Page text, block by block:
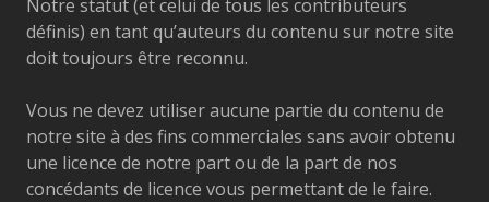
Notre statut (et celui de tous les contributeurs
définis) en tant qu’auteurs du contenu sur notre site
doit toujours être reconnu.
Vous ne devez utiliser aucune partie du contenu de
notre site à des fins commerciales sans avoir obtenu
une licence de notre part ou de la part de nos
concédants de licence vous permettant de le faire.